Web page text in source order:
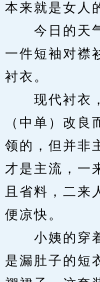
本来就是女人
今日的天气
一件短袖对襟
衬衣。
现代衬衣，
（中单）改良
领的，但并非
才是主流，一
且省料，二来
便凉快。
小姨的穿着
是漏肚子的短